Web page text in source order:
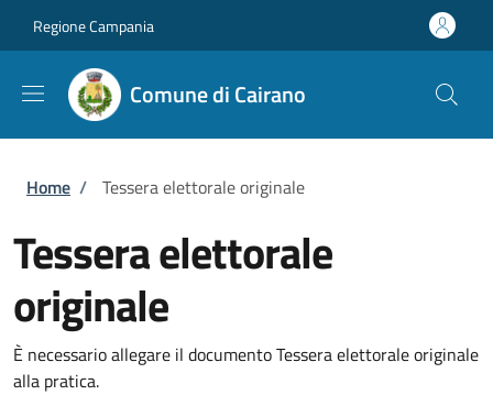
Regione Campania
Comune di Cairano
Briciole di pane
Home / Tessera elettorale originale
Tessera elettorale
originale
È necessario allegare il documento Tessera elettorale originale
alla pratica.